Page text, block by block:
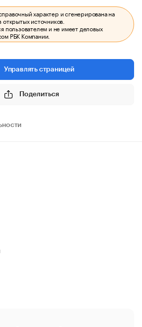
характер и сгенерирована на
источников.
пользователем и не имеет деловых
РБК Компании.
Управлять страницей
Поделиться